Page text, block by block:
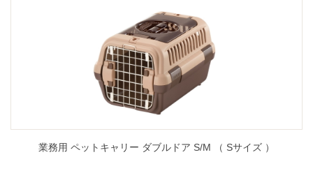
業務用 ペットキャリー ダブルドア S/M （ Sサイズ ）